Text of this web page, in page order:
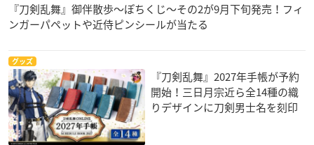
『刀剣乱舞』御伴散歩～ぽちくじ～その2が9月下旬発売！フィ
ンガーパペットや近侍ピンシールが当たる
グッズ
『刀剣乱舞』2027年手帳が予約
開始！三日月宗近ら全14種の織
りデザインに刀剣男士名を刻印